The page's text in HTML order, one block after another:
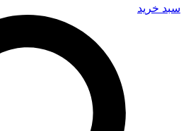
سبد خرید